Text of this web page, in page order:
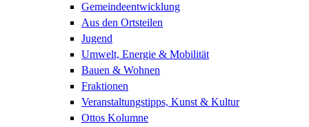
Gemeindeentwicklung
Aus den Ortsteilen
Jugend
Umwelt, Energie & Mobilität
Bauen & Wohnen
Fraktionen
Veranstaltungstipps, Kunst & Kultur
Ottos Kolumne